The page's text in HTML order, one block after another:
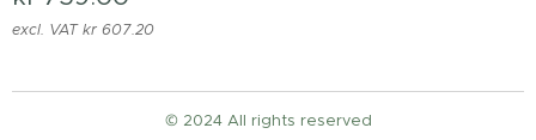
excl. VAT kr 607.20
© 2024 All rights reserved